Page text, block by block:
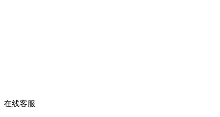
在线客服